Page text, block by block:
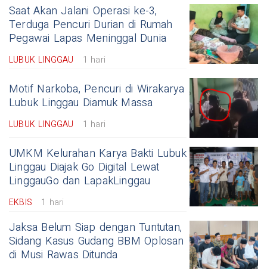
Saat Akan Jalani Operasi ke-3,
Terduga Pencuri Durian di Rumah
Pegawai Lapas Meninggal Dunia
LUBUK LINGGAU 1 hari
Motif Narkoba, Pencuri di Wirakarya
Lubuk Linggau Diamuk Massa
LUBUK LINGGAU 1 hari
UMKM Kelurahan Karya Bakti Lubuk
Linggau Diajak Go Digital Lewat
LinggauGo dan LapakLinggau
EKBIS 1 hari
Jaksa Belum Siap dengan Tuntutan,
Sidang Kasus Gudang BBM Oplosan
di Musi Rawas Ditunda